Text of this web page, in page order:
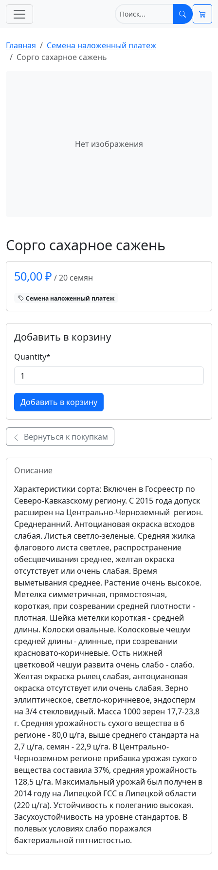
Главная
Cемена наложенный платеж
Сорго сахарное сажень
Нет изображения
Сорго сахарное сажень
50,00 ₽ / 20 семян
Cемена наложенный платеж
Добавить в корзину
Quantity*
Вернуться к покупкам
Описание
Характеристики сорта: Включен в Госреестр по
Северо-Кавказскому региону. С 2015 года допуск
расширен на Центрально-Черноземный регион.
Среднеранний. Антоциановая окраска всходов
слабая. Листья светло-зеленые. Средняя жилка
флагового листа светлее, распространение
обесцвечивания среднее, желтая окраска
отсутствует или очень слабая. Время
выметывания среднее. Растение очень высокое.
Метелка симметричная, прямостоячая,
короткая, при созревании средней плотности -
плотная. Шейка метелки короткая - средней
длины. Колоски овальные. Колосковые чешуи
средней длины - длинные, при созревании
красновато-коричневые. Ость нижней
цветковой чешуи развита очень слабо - слабо.
Желтая окраска рылец слабая, антоциановая
окраска отсутствует или очень слабая. Зерно
эллиптическое, светло-коричневое, эндосперм
на 3/4 стекловидный. Масса 1000 зерен 17,7-23,8
г. Средняя урожайность сухого вещества в 6
регионе - 80,0 ц/га, выше среднего стандарта на
2,7 ц/га, семян - 22,9 ц/га. В Центрально-
Черноземном регионе прибавка урожая сухого
вещества составила 37%, средняя урожайность
128,5 ц/га. Максимальный урожай был получен в
2014 году на Липецкой ГСС в Липецкой области
(220 ц/га). Устойчивость к полеганию высокая.
Засухоустойчивость на уровне стандартов. В
полевых условиях слабо поражался
бактериальной пятнистостью.